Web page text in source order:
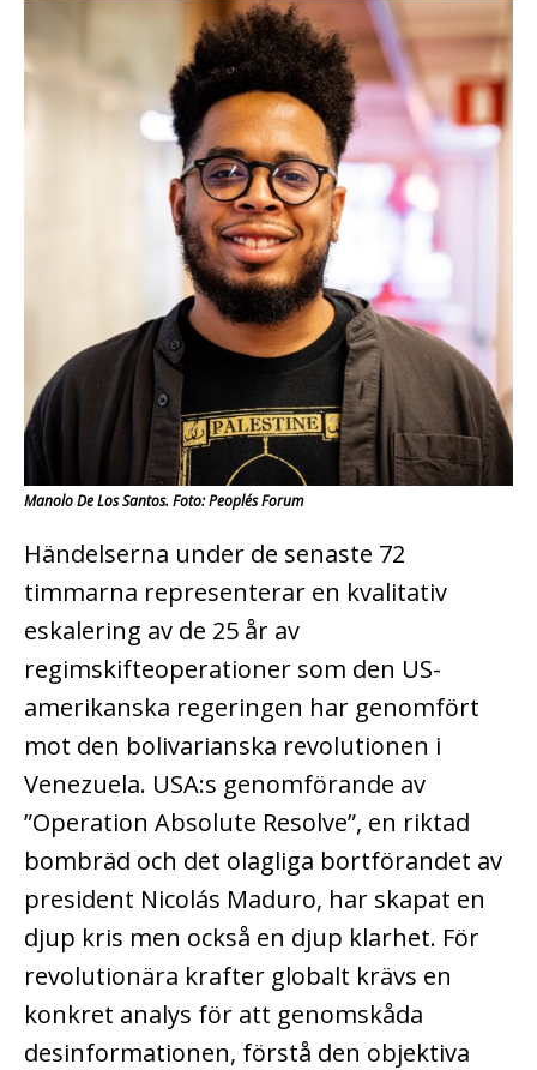
Manolo De Los Santos. Foto: People´s Forum
Händelserna under de senaste 72
timmarna representerar en kvalitativ
eskalering av de 25 år av
regimskifteoperationer som den US-
amerikanska regeringen har genomfört
mot den bolivarianska revolutionen i
Venezuela. USA:s genomförande av
”Operation Absolute Resolve”, en riktad
bombräd och det olagliga bortförandet av
president Nicolás Maduro, har skapat en
djup kris men också en djup klarhet. För
revolutionära krafter globalt krävs en
konkret analys för att genomskåda
desinformationen, förstå den objektiva